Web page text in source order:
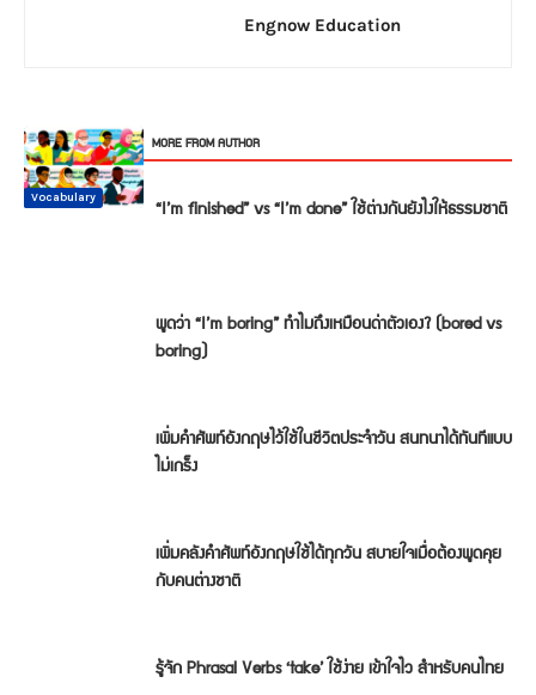
Engnow Education
RELATED ARTICLES MORE FROM AUTHOR
Conversation “I’m finished” vs “I’m done” ใช้ต่างกันยังไงให้ธรรมชาติ
Vocabulary
พูดว่า “I’m boring” ทำไมถึงเหมือนด่าตัวเอง? (bored vs
boring)
Vocabulary
เพิ่มคำศัพท์อังกฤษไว้ใช้ในชีวิตประจำวัน สนทนาได้ทันทีแบบ
ไม่เกร็ง
Vocabulary
เพิ่มคลังคำศัพท์อังกฤษใช้ได้ทุกวัน สบายใจเมื่อต้องพูดคุย
กับคนต่างชาติ
Vocabulary
รู้จัก Phrasal Verbs ‘take’ ใช้ง่าย เข้าใจไว สำหรับคนไทย
Vocabulary